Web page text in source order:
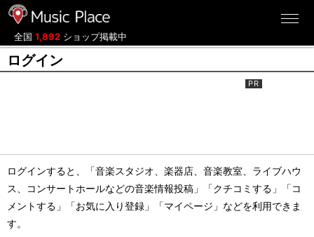
全国 1,892 ショップ掲載中
ログイン
ログインすると、「音楽スタジオ、楽器店、音楽教室、ライブハウ
ス、コンサートホールなどの音楽情報投稿」「クチコミする」「コ
メントする」「お気に入り登録」「マイページ」などを利用できま
す。